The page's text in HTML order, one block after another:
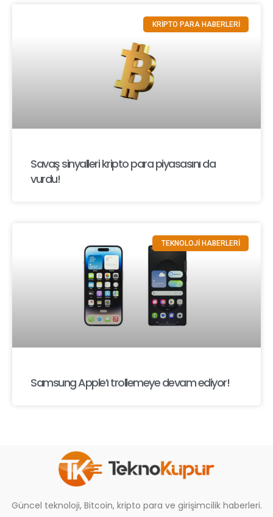
KRİPTO PARA HABERLERİ
Savaş sinyalleri kripto para piyasasını da
vurdu!
TEKNOLOJİ HABERLERİ
Samsung Apple’ı trollemeye devam ediyor!
Güncel teknoloji, Bitcoin, kripto para ve girişimcilik haberleri.